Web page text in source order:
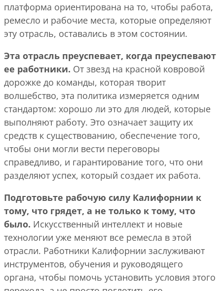
платформа ориентирована на то, чтобы работа,
ремесло и рабочие места, которые определяют
эту отрасль, оставались в этом состоянии.
Эта отрасль преуспевает, когда преуспевают
ее работники. От звезд на красной ковровой
дорожке до команды, которая творит
волшебство, эта политика измеряется одним
стандартом: хорошо ли это для людей, которые
выполняют работу. Это означает защиту их
средств к существованию, обеспечение того,
чтобы они могли вести переговоры
справедливо, и гарантирование того, что они
разделяют успех, который создает их работа.
Подготовьте рабочую силу Калифорнии к
тому, что грядет, а не только к тому, что
было. Искусственный интеллект и новые
технологии уже меняют все ремесла в этой
отрасли. Работники Калифорнии заслуживают
инструментов, обучения и руководящего
органа, чтобы помочь установить условия этого